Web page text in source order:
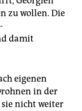
zu wollen. Die
damit
eigenen
in der
sie nicht weiter